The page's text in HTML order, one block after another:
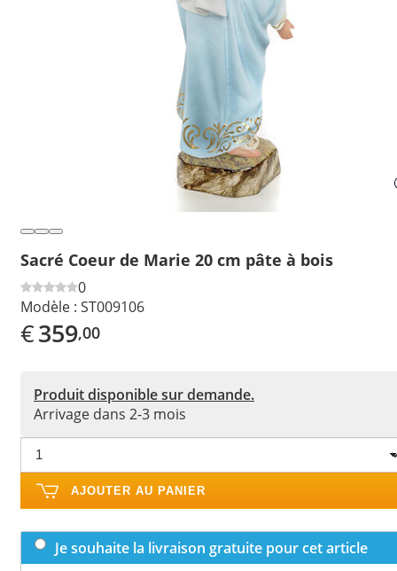
Sacré Coeur de Marie 20 cm pâte à bois
0
Modèle : ST009106
€359,00
Produit disponible sur demande.
Arrivage dans 2-3 mois
AJOUTER AU PANIER
Je souhaite la livraison gratuite pour cet article